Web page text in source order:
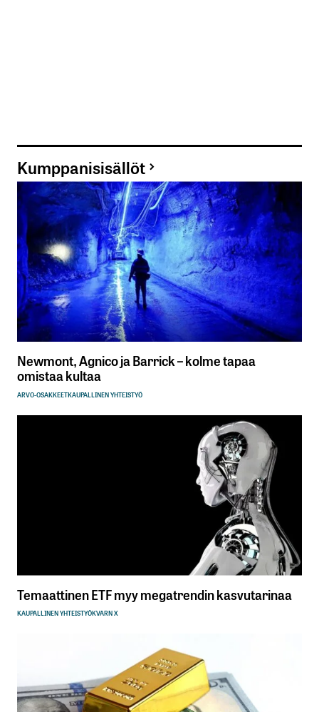
Kumppanisisällöt
Newmont, Agnico ja Barrick – kolme tapaa
omistaa kultaa
ARVO-OSAKKEETKAUPALLINEN YHTEISTYÖ
Temaattinen ETF myy megatrendin kasvutarinaa
KAUPALLINEN YHTEISTYÖKVARN X